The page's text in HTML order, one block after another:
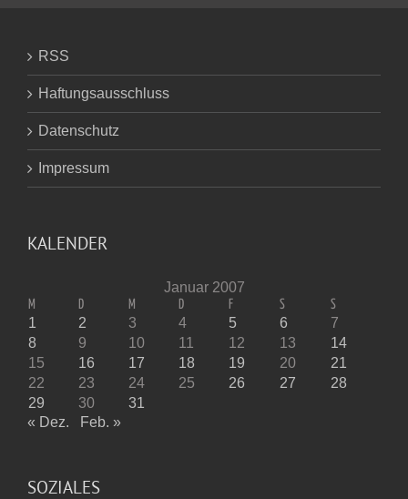
RSS
Haftungsausschluss
Datenschutz
Impressum
KALENDER
Januar 2007
M D M D F S S
1 2 3 4 5 6
7
8
9 10 11 12 13
14
15
16 17 18 19 20
21
22
23 24 25 26 27
28
29
30
31
« Dez.
Feb. »
SOZIALES